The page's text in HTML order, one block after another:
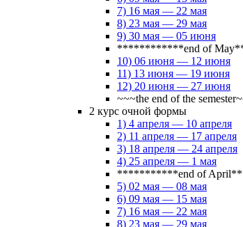
7) 16 мая — 22 мая
8) 23 мая — 29 мая
9) 30 мая — 05 июня
************end of
10) 06 июня — 12 июня
11) 13 июня — 19 июня
12) 20 июня — 27 июня
~~~the end of the
2 курс очной формы
1) 4 апреля — 10 апреля
2) 11 апреля — 17 апреля
3) 18 апреля — 24 апреля
4) 25 апреля — 1 мая
***********end of
5) 02 мая — 08 мая
6) 09 мая — 15 мая
7) 16 мая — 22 мая
8) 23 мая — 29 мая